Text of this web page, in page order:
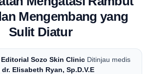
Mengembang yang
Sulit Diatur
Editorial Sozo Skin Clinic Ditinjau medis
dr. Elisabeth Ryan, Sp.D.V.E